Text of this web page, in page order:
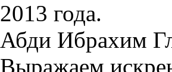
2013 года.
Абди Ибрахим
Выражаем